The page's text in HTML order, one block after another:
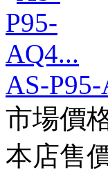
AS-
市場價
本店售